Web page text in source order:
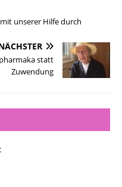
unserer Hilfe durch
statt
Zuwendung